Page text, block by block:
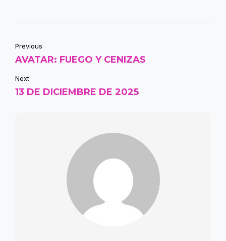
Previous
AVATAR: FUEGO Y CENIZAS
Next
13 DE DICIEMBRE DE 2025